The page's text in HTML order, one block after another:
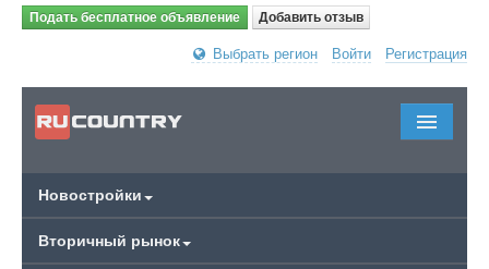
Подать бесплатное объявление Добавить отзыв
Выбрать регион Войти Регистрация
Новостройки
Вторичный рынок